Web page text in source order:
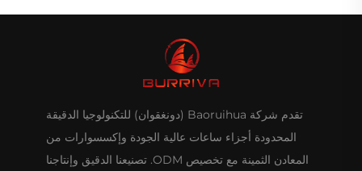
تقدم شركة Baoruihua (دونغقوان) للتكنولوجيا الدقيقة
المحدودة أجزاء ساعات عالية الجودة وإكسسوارات من
المعادن الثمينة مع تخصيص ODM. تصنيعنا الدقيق وإنتاجنا